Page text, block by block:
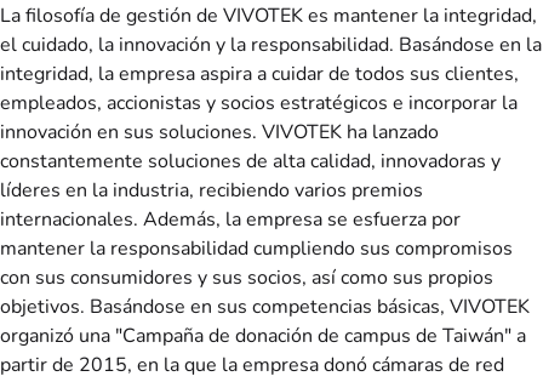
La filosofía de gestión de VIVOTEK es mantener la integridad,
el cuidado, la innovación y la responsabilidad. Basándose en la
integridad, la empresa aspira a cuidar de todos sus clientes,
empleados, accionistas y socios estratégicos e incorporar la
innovación en sus soluciones. VIVOTEK ha lanzado
constantemente soluciones de alta calidad, innovadoras y
líderes en la industria, recibiendo varios premios
internacionales. Además, la empresa se esfuerza por
mantener la responsabilidad cumpliendo sus compromisos
con sus consumidores y sus socios, así como sus propios
objetivos. Basándose en sus competencias básicas, VIVOTEK
organizó una "Campaña de donación de campus de Taiwán" a
partir de 2015, en la que la empresa donó cámaras de red